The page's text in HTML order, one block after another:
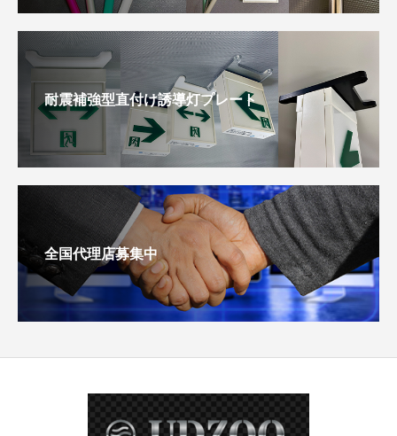
耐震補強型直付け誘導灯プレート
全国代理店募集中